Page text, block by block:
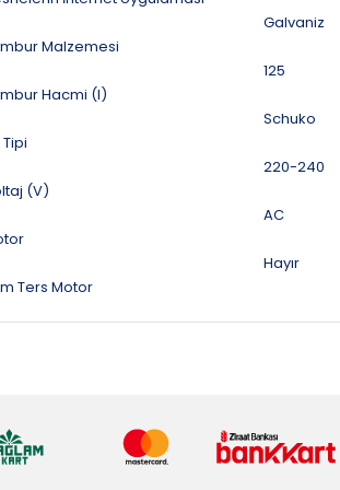
Malzemesi
Galvaniz
Hacmi (l)
125
Tipi
Schuko
(V)
220-240
AC
Ters Motor
Hayır